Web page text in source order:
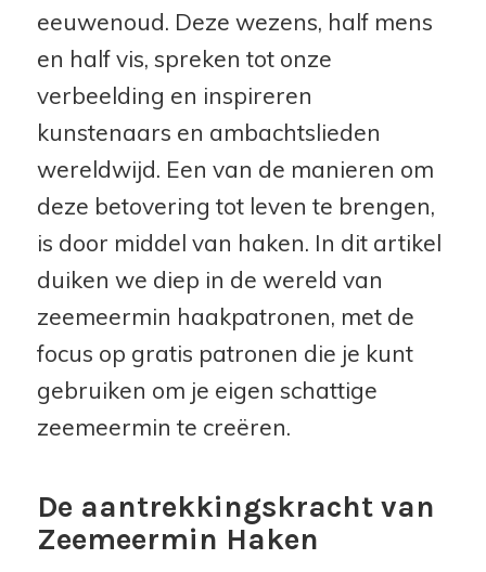
eeuwenoud. Deze wezens, half mens
en half vis, spreken tot onze
verbeelding en inspireren
kunstenaars en ambachtslieden
wereldwijd. Een van de manieren om
deze betovering tot leven te brengen,
is door middel van haken. In dit artikel
duiken we diep in de wereld van
zeemeermin haakpatronen, met de
focus op gratis patronen die je kunt
gebruiken om je eigen schattige
zeemeermin te creëren.
De aantrekkingskracht van
Zeemeermin Haken